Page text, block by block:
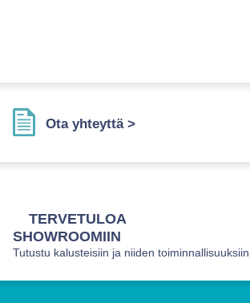
Ota yhteyttä >
TERVETULOA
SHOWROOMIIN
Tutustu kalusteisiin ja niiden